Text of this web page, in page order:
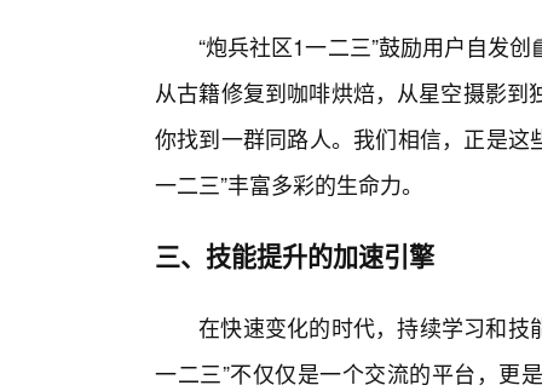
“炮兵社区1一二三”鼓励用户自发
从古籍修复到咖啡烘焙，从星空摄影
你找到一群同路人。我们相信，正是
一二三”丰富多彩的生命力。
三、技能提升的加速引擎
在快速变化的时代，持续学习和技
一二三”不仅仅是一个交流的平台，更